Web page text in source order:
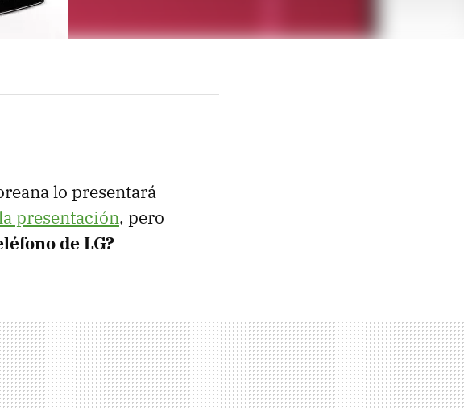
lo presentará
presentación, pero
de LG?